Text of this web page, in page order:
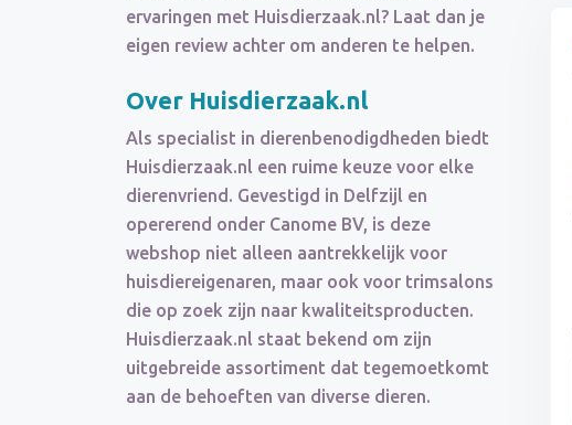
ervaringen met Huisdierzaak.nl? Laat dan je
eigen review achter om anderen te helpen.
Over Huisdierzaak.nl
Als specialist in dierenbenodigdheden biedt
Huisdierzaak.nl een ruime keuze voor elke
dierenvriend. Gevestigd in Delfzijl en
opererend onder Canome BV, is deze
webshop niet alleen aantrekkelijk voor
huisdiereigenaren, maar ook voor trimsalons
die op zoek zijn naar kwaliteitsproducten.
Huisdierzaak.nl staat bekend om zijn
uitgebreide assortiment dat tegemoetkomt
aan de behoeften van diverse dieren.